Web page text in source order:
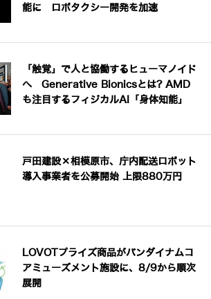
能に ロボタクシー開発を加速
「触覚」で人と協働するヒューマノイド
へ Generative Bionicsとは? AMD
も注目するフィジカルAI「身体知能」
戸田建設×相模原市、庁内配送ロボット
導入事業者を公募開始 上限880万円
LOVOTプライズ商品がバンダイナムコ
アミューズメント施設に、8/9から順次
展開